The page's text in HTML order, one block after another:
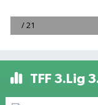
TFF 3.Lig